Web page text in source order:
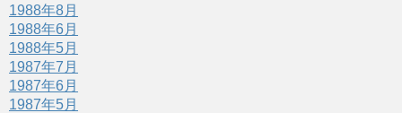
1988年8月
1988年6月
1988年5月
1987年7月
1987年6月
1987年5月